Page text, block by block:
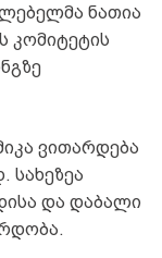
ნათია
კომიტეტის
ვითარდება
და დაბალი